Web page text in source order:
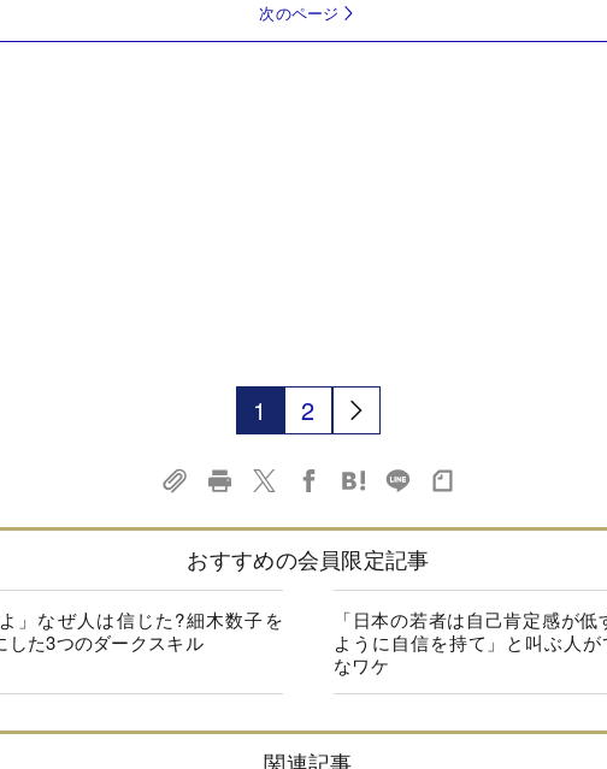
次のページ
1 2
おすすめの会員限定記事
」なぜ人は信じた?細木数子を
した3つのダークスキル
「日本の若者は自己肯定感が
ように自信を持て」と叫ぶ人
なワケ
関連記事